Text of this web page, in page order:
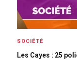
SOCIÉTÉ
Les Cayes : 25